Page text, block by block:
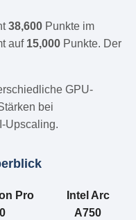
38,600 Punkte im
auf 15,000 Punkte. Der
GPU-
bei
Upscaling.
Pro
Intel Arc
A750